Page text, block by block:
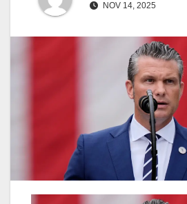
NOV 14, 2025